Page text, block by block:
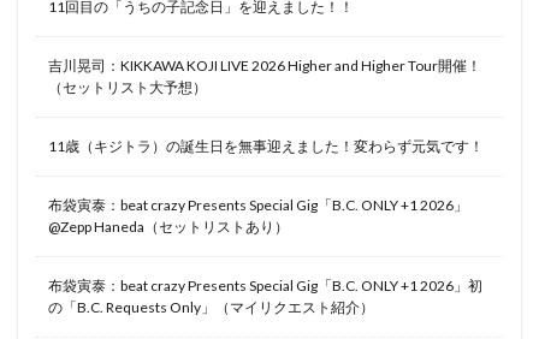
11回目の「うちの子記念日」を迎えました！！
吉川晃司：KIKKAWA KOJI LIVE 2026 Higher and Higher Tour開催！
（セットリスト大予想）
11歳（キジトラ）の誕生日を無事迎えました！変わらず元気です！
布袋寅泰：beat crazy Presents Special Gig「B.C. ONLY +1 2026」
@Zepp Haneda（セットリストあり）
布袋寅泰：beat crazy Presents Special Gig「B.C. ONLY +1 2026」初
の「B.C. Requests Only」（マイリクエスト紹介）